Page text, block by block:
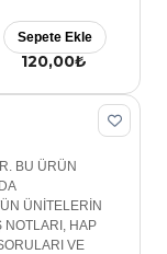
120,00₺
Sepete Ekle
BU ÜRÜN
ÜNİTELERİN
NOTLARI, HAP
VE